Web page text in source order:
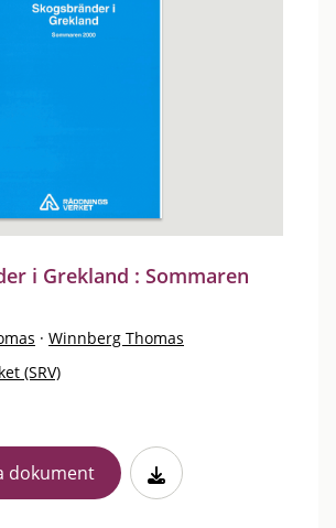
i Grekland : Sommaren
· Winnberg Thomas
(SRV)
dokument